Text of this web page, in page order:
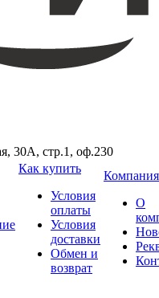
30А, стр.1, оф.230
Как купить
Условия
оплаты
Условия
доставки
Обмен и
возврат
Компания
О